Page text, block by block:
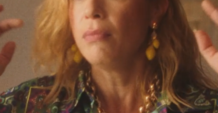
Профиль пользователя
Мои приборы
Мои заказы
Мои адреса
Мои подписки
FAQ™ Pure Beauty-Tech Elixir
BREAKING NEWS
issa™ Teeth Whitening Set
English Deutsch
Español
Français
Italiano
Português
Svenska
Русский
Türkçe
简体中文 繁體中文